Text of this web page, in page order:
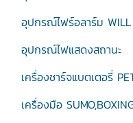
อุปกรณ์ไฟร์อลาร์ม WILL
อุปกรณ์ไฟแสดงสถานะ
เครื่องชาร์จแบตเตอรี่
เครื่องมือ